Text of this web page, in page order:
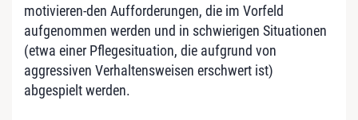
motivieren-den Aufforderungen, die im Vorfeld
aufgenommen werden und in schwierigen Situationen
(etwa einer Pflegesituation, die aufgrund von
aggressiven Verhaltensweisen erschwert ist)
abgespielt werden.